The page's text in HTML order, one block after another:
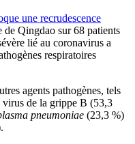
une recrudescence
Qingdao sur 68 patients
lié au coronavirus a
respiratoires
agents pathogènes, tels
de la grippe B (53,3
pneumoniae (23,3 %)